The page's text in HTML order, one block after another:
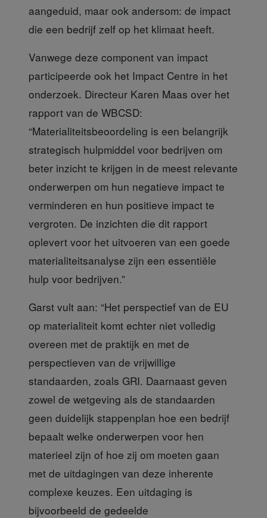
aangeduid, maar ook andersom: de impact
die een bedrijf zelf op het klimaat heeft.
Vanwege deze component van impact
participeerde ook het Impact Centre in het
onderzoek. Directeur Karen Maas over het
rapport van de WBCSD:
“Materialiteitsbeoordeling is een belangrijk
strategisch hulpmiddel voor bedrijven om
beter inzicht te krijgen in de meest relevante
onderwerpen om hun negatieve impact te
verminderen en hun positieve impact te
vergroten. De inzichten die dit rapport
oplevert voor het uitvoeren van een goede
materialiteitsanalyse zijn een essentiële
hulp voor bedrijven.”
Garst vult aan: “Het perspectief van de EU
op materialiteit komt echter niet volledig
overeen met de praktijk en met de
perspectieven van de vrijwillige
standaarden, zoals GRI. Daarnaast geven
zowel de wetgeving als de standaarden
geen duidelijk stappenplan hoe een bedrijf
bepaalt welke onderwerpen voor hen
materieel zijn of hoe zij om moeten gaan
met de uitdagingen van deze inherente
complexe keuzes. Een uitdaging is
bijvoorbeeld de gedeelde